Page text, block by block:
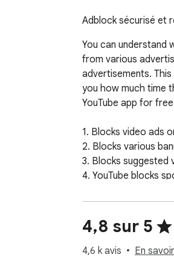
Adblock sécurisé et
You can understand
from various
advertisements.
you how much time
YouTube app for
1. Blocks video ads
2. Blocks various
3. Blocks suggested
4. YouTube blocks
6. This extension
7. Very lite and easy
You will find
4,8 sur 5
4,6 k avis En